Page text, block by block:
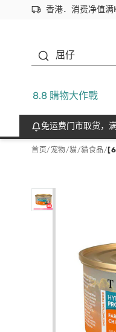
香港．消费净值
立即成为易赏钱会
首次APP下单买满
屈仔
8.8 購物大作戰
免运费门市取货，
首页/ 宠物/貓/貓食品/